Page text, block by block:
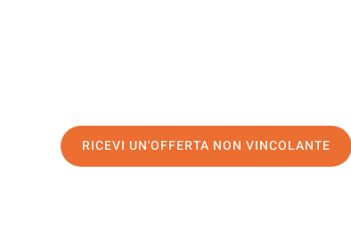
RICEVI UN'OFFERTA NON VINCOLANTE